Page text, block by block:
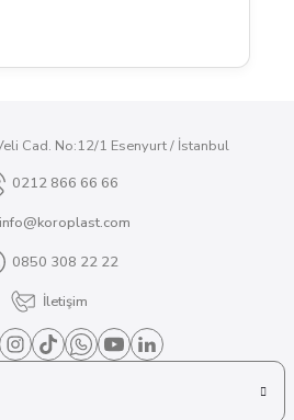
Cad. No:12/1 Esenyurt / İstanbul
0212 866 66 66
info@koroplast.com
0850 308 22 22
İletişim